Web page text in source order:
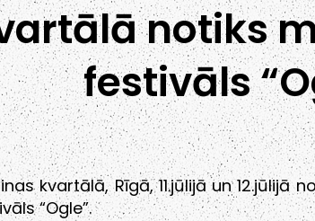
notiks
festivāls
kvartālā, Rīgā, 11.jūlijā un 12.jūlijā
“Ogle”.